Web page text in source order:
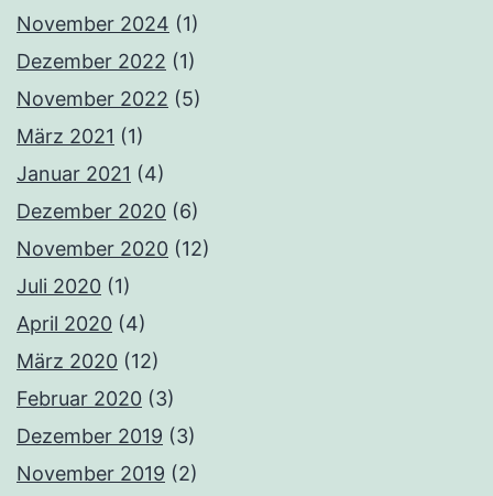
November 2024 (1)
Dezember 2022 (1)
November 2022 (5)
März 2021 (1)
Januar 2021 (4)
Dezember 2020 (6)
November 2020 (12)
Juli 2020 (1)
April 2020 (4)
März 2020 (12)
Februar 2020 (3)
Dezember 2019 (3)
November 2019 (2)